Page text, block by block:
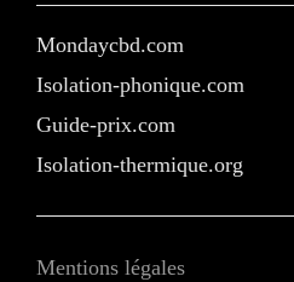
Mondaycbd.com
Isolation-phonique.com
Guide-prix.com
Isolation-thermique.org
Mentions légales